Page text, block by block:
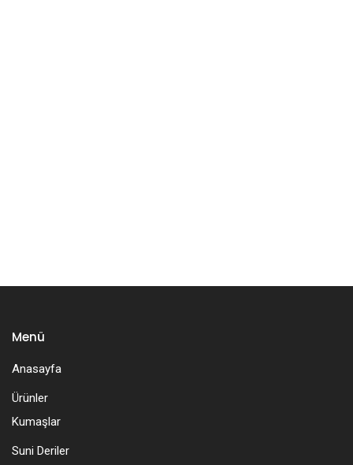
Menü
Anasayfa
Ürünler
Kumaşlar
Suni Deriler